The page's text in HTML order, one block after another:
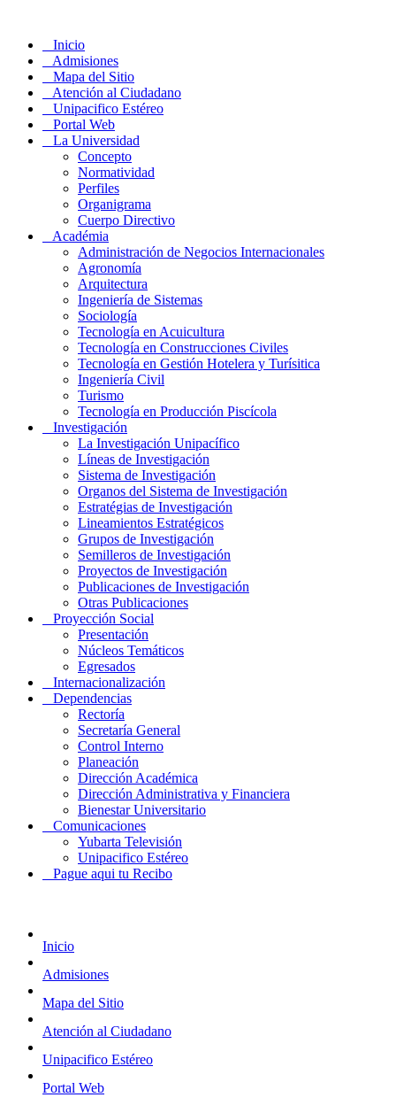
Inicio
Admisiones
Mapa del Sitio
Atención al Ciudadano
Unipacifico Estéreo
Portal Web
La Universidad
Concepto
Normatividad
Perfiles
Organigrama
Cuerpo Directivo
Académia
Administración de Negocios Internacionales
Agronomía
Arquitectura
Ingeniería de Sistemas
Sociología
Tecnología en Acuicultura
Tecnología en Construcciones Civiles
Tecnología en Gestión Hotelera y Turísitica
Ingeniería Civil
Turismo
Tecnología en Producción Piscícola
Investigación
La Investigación Unipacífico
Líneas de Investigación
Sistema de Investigación
Organos del Sistema de Investigación
Estratégias de Investigación
Lineamientos Estratégicos
Grupos de Investigación
Semilleros de Investigación
Proyectos de Investigación
Publicaciones de Investigación
Otras Publicaciones
Proyección Social
Presentación
Núcleos Temáticos
Egresados
Internacionalización
Dependencias
Rectoría
Secretaría General
Control Interno
Planeación
Dirección Académica
Dirección Administrativa y Financiera
Bienestar Universitario
Comunicaciones
Yubarta Televisión
Unipacifico Estéreo
Pague aqui tu Recibo
Inicio
Admisiones
Mapa del Sitio
Atención al Ciudadano
Unipacifico Estéreo
Portal Web